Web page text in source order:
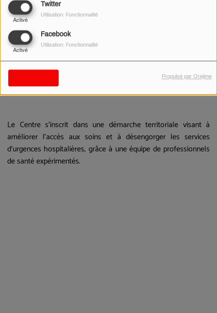
Twitter
Activé
Utilisation: Fonctionnalité
Facebook
Activé
Utilisation: Fonctionnalité
Propulsé par Orejime
Le Centre s’inscrit dans une démarche territoriale visant à
améliorer l’accès aux soins et à désengorger les services
d’urgences hospitalières, grâce à une équipe de professionnels
de santé expérimentés.